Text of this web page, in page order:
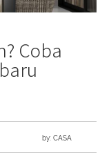
Coba
by: CASA